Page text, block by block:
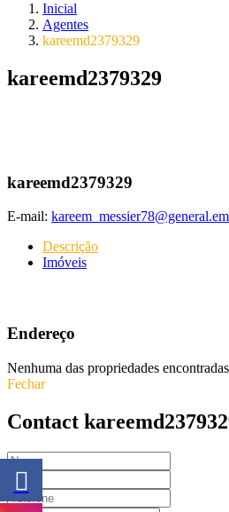
Inicial
Agentes
kareemd2379329
kareemd2379329
kareemd2379329
E-mail:
Descrição
Imóveis
Endereço
Nenhuma das propriedades encontradas
Fechar
Contact